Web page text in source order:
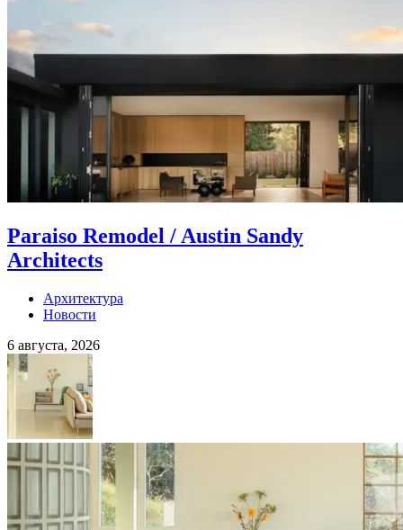
Paraiso Remodel / Austin Sandy
Architects
Архитектура
Новости
6 августа, 2026